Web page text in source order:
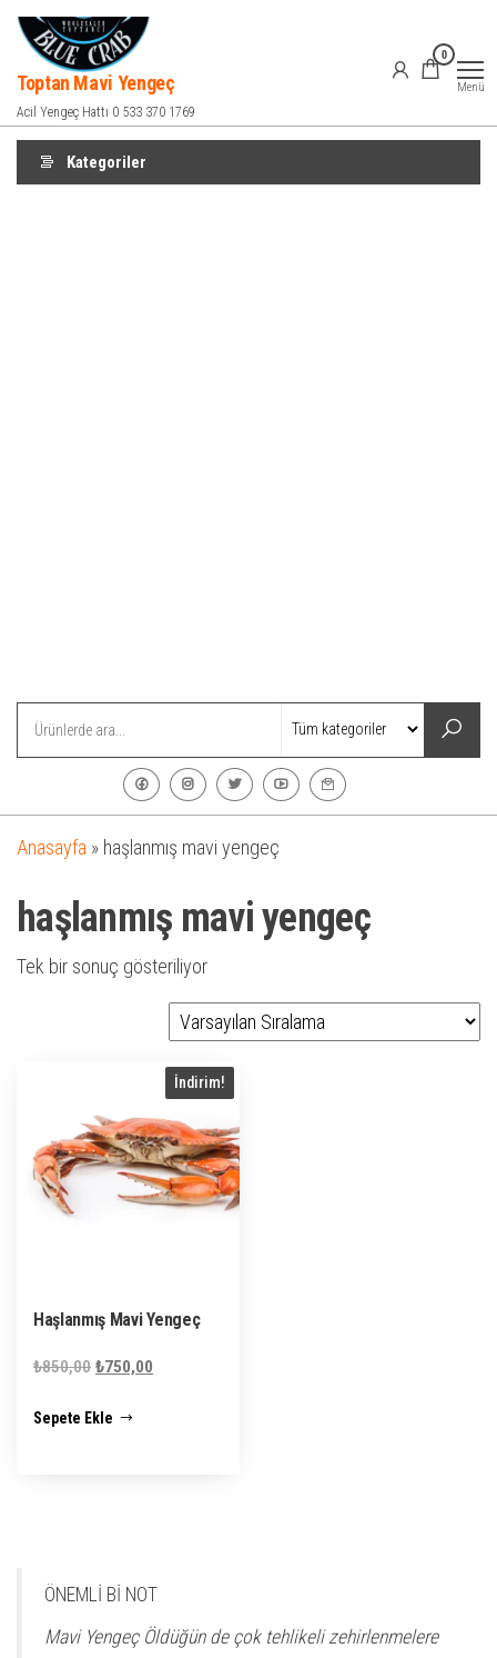
İçeriğe
atla
Toptan Mavi Yengeç
Acil Yengeç Hattı 0 533 370 1769
0
Menü
Kategoriler
Anasayfa » haşlanmış mavi yengeç
haşlanmış mavi yengeç
Tek bir sonuç gösteriliyor
İndirim!
Haşlanmış Mavi Yengeç
₺850,00 Orijinal
₺850,00.
₺750,00
Sepete Ekle
ÖNEMLİ Bİ NOT
Mavi Yengeç Öldüğün de çok tehlikeli zehirlenmelere